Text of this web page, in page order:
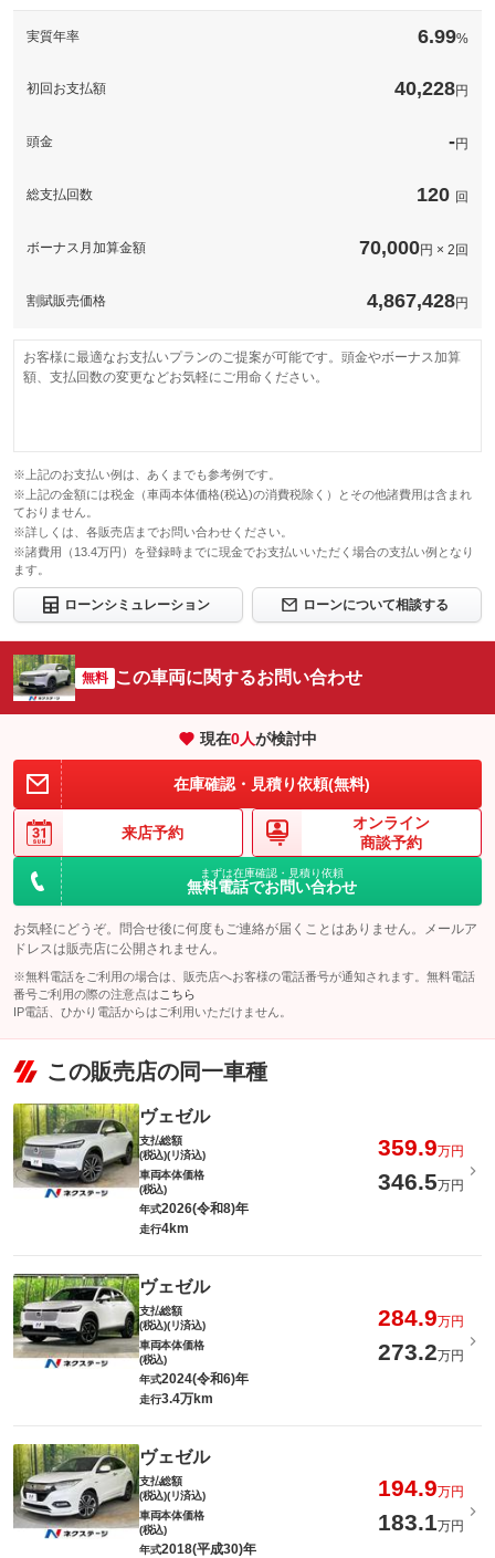
このパックの見積もり依頼（無料）
実質年率 6.99%
初回お支払額 40,228円
頭金 -円
総支払回数 120 回
ボーナス月加算金額 70,000円 × 2回
割賦販売価格 4,867,428円
お客様に最適なお支払いプランのご提案が可能です。頭金やボーナス加算
額、支払回数の変更などお気軽にご用命ください。
※上記のお支払い例は、あくまでも参考例です。
※上記の金額には税金（車両本体価格(税込)の消費税除く）とその他諸費用は含まれ
ておりません。
※詳しくは、各販売店までお問い合わせください。
※諸費用（13.4万円）を登録時までに現金でお支払いいただく場合の支払い例となり
ます。
ローンシミュレーション ローンについて相談する
無料 この車両に関するお問い合わせ
現在0人が検討中
在庫確認・見積り依頼(無料)
来店予約
オンライン
商談予約
まずは在庫確認・見積り依頼
無料電話でお問い合わせ
お気軽にどうぞ。問合せ後に何度もご連絡が届くことはありません。メールア
ドレスは販売店に公開されません。
※無料電話をご利用の場合は、販売店へお客様の電話番号が通知されます。無料電話
番号ご利用の際の注意点は こちら
IP電話、ひかり電話からはご利用いただけません。
この販売店の同一車種
ヴェゼル
支払総額
(税込)(リ済込)
359.9万円
車両本体価格
(税込)
346.5万円
年式2026(令和8)年
走行4km
ヴェゼル
支払総額
(税込)(リ済込)
284.9万円
車両本体価格
(税込)
273.2万円
年式2024(令和6)年
走行3.4万km
ヴェゼル
支払総額
(税込)(リ済込)
194.9万円
車両本体価格
(税込)
183.1万円
年式2018(平成30)年